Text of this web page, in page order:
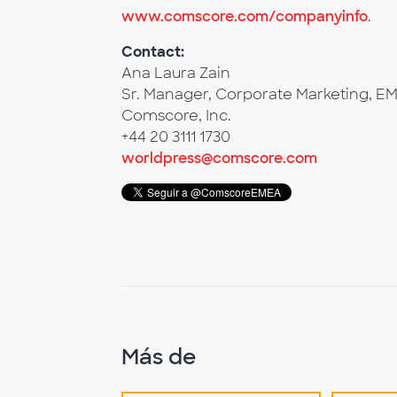
www.comscore.com/companyinfo.
Contact:
Ana Laura Zain
Sr. Manager, Corporate Marketing,
Comscore, Inc.
+44 20 3111 1730
worldpress@comscore.com
Más de